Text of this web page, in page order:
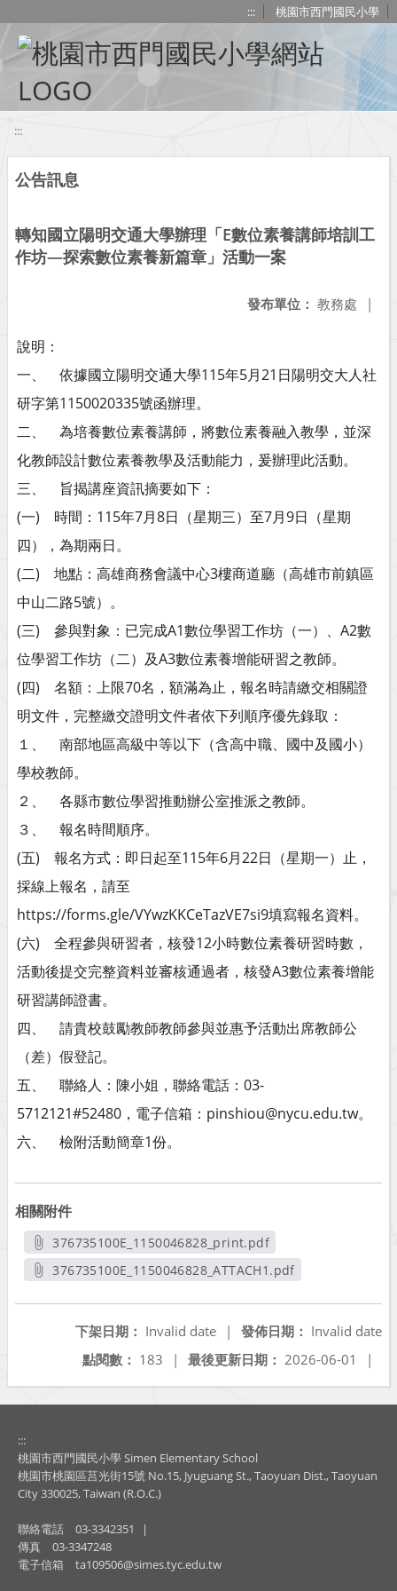
::: 桃園市西門國民小學
:::
公告訊息
轉知國立陽明交通大學辦理「E數位素養講師培訓工
作坊—探索數位素養新篇章」活動一案
發布單位： 教務處 |
說明：
一、 依據國立陽明交通大學115年5月21日陽明交大人社
研字第1150020335號函辦理。
二、 為培養數位素養講師，將數位素養融入教學，並深
化教師設計數位素養教學及活動能力，爰辦理此活動。
三、 旨揭講座資訊摘要如下：
(一) 時間：115年7月8日（星期三）至7月9日（星期
四），為期兩日。
(二) 地點：高雄商務會議中心3樓商道廳（高雄市前鎮區
中山二路5號）。
(三) 參與對象：已完成A1數位學習工作坊（一）、A2數
位學習工作坊（二）及A3數位素養增能研習之教師。
(四) 名額：上限70名，額滿為止，報名時請繳交相關證
明文件，完整繳交證明文件者依下列順序優先錄取：
１、 南部地區高級中等以下（含高中職、國中及國小）
學校教師。
２、 各縣市數位學習推動辦公室推派之教師。
３、 報名時間順序。
(五) 報名方式：即日起至115年6月22日（星期一）止，
採線上報名，請至
https://forms.gle/VYwzKKCeTazVE7si9填寫報名資料。
(六) 全程參與研習者，核發12小時數位素養研習時數，
活動後提交完整資料並審核通過者，核發A3數位素養增能
研習講師證書。
四、 請貴校鼓勵教師教師參與並惠予活動出席教師公
（差）假登記。
五、 聯絡人：陳小姐，聯絡電話：03-
5712121#52480，電子信箱：pinshiou@nycu.edu.tw。
六、 檢附活動簡章1份。
相關附件
376735100E_1150046828_print.pdf
另開新視窗
376735100E_1150046828_ATTACH1.pdf
發佈日期： Invalid date
下架日期： Invalid date
|
最後更新日期： 2026-06-01 |
點閱數： 183 |
:::
桃園市西門國民小學 Simen Elementary School
桃園市桃園區莒光街15號 No.15, Jyuguang St., Taoyuan Dist., Taoyuan
City 330025, Taiwan (R.O.C.)
聯絡電話 03-3342351
|
傳真
03-3347248
電子信箱
ta109506@simes.tyc.edu.tw